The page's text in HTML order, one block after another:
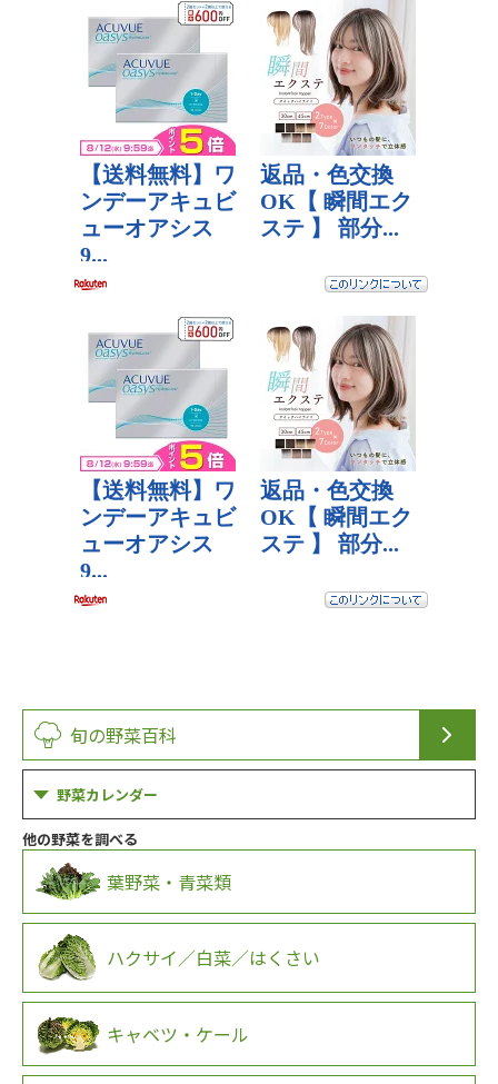
旬の野菜百科
野菜カレンダー
他の野菜を調べる
葉野菜・青菜類
ハクサイ／白菜／はくさい
キャベツ・ケール